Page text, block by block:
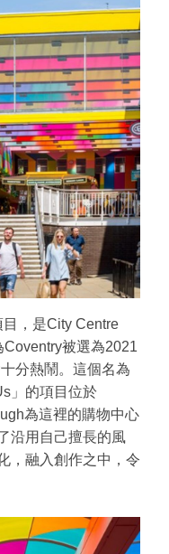
，是City Centre
被選為2021
分熱鬧。這個名為
」的項目位於
為這裡的購物中心
沿用自己擅長的風
，融入創作之中，令